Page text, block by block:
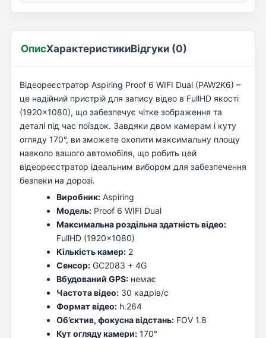
ОписХарактеристикиВідгуки (0)
Відеореєстратор Aspiring Proof 6 WIFI Dual (PAW2K6) –
це надійний пристрій для запису відео в FullHD якості
(1920×1080), що забезпечує чітке зображення та
деталі під час поїздок. Завдяки двом камерам і куту
огляду 170°, ви зможете охопити максимальну площу
навколо вашого автомобіля, що робить цей
відеореєстратор ідеальним вибором для забезпечення
безпеки на дорозі.
Виробник: Aspiring
Модель: Proof 6 WIFI Dual
Максимальна роздільна здатність відео:
FullHD (1920×1080)
Кількість камер: 2
Сенсор: GC2083 + 4G
Вбудований GPS: немає
Частота відео: 30 кадрів/с
Формат відео: h.264
Об’єктив, фокусна відстань: FOV 1.8
Кут огляду камери: 170°